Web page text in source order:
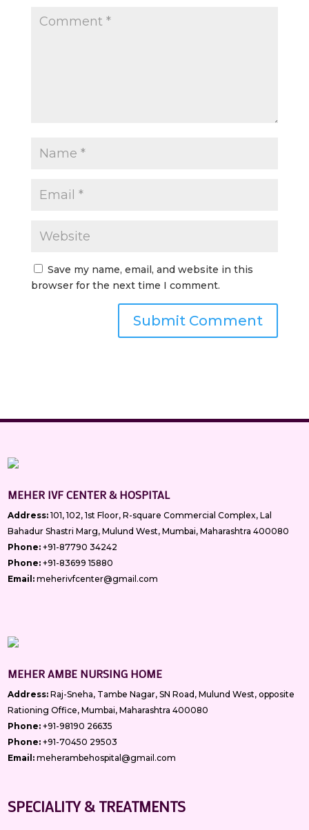
Save my name, email, and website in this
browser for the next time I comment.
MEHER IVF CENTER & HOSPITAL
Address: 101, 102, 1st Floor, R-square Commercial Complex, Lal
Bahadur Shastri Marg, Mulund West, Mumbai, Maharashtra 400080
Phone: +91-87790 34242
Phone: +91-83699 15880
Email: meherivfcenter@gmail.com
MEHER AMBE NURSING HOME
Address: Raj-Sneha, Tambe Nagar, SN Road, Mulund West, opposite
Rationing Office, Mumbai, Maharashtra 400080
Phone: +91-98190 26635
Phone: +91-70450 29503
Email: meherambehospital@gmail.com
SPECIALITY & TREATMENTS